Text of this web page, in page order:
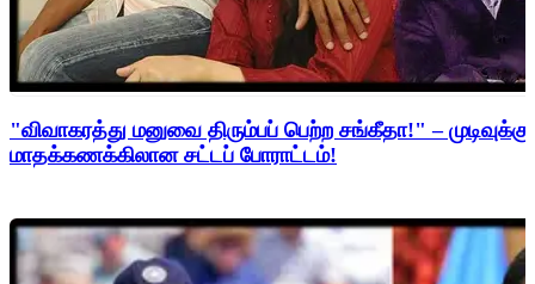
"விவாகரத்து மனுவை திரும்பப் பெற்ற சங்கீதா!" –
மாதக்கணக்கிலான சட்டப் போராட்டம்!